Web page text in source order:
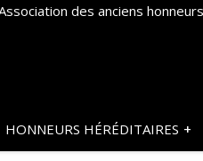
HONNEURS HÉRÉDITAIRES